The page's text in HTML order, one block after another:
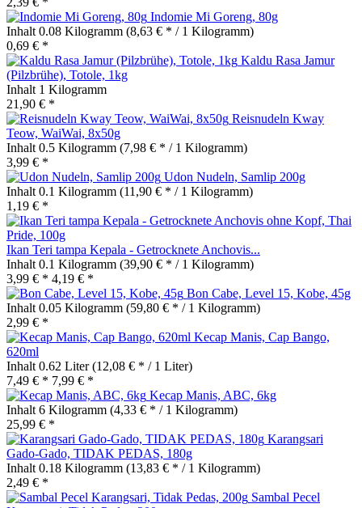
Indomie Mi Goreng, 80g
Inhalt 0.08 Kilogramm (8,63 € * / 1 Kilogramm)
0,69 € *
Kaldu Rasa Jamur
(Pilzbrühe), Totole, 1kg
Inhalt 1 Kilogramm
21,90 € *
Reisnudeln Kway
Teow, WaiWai, 8x50g
Inhalt 0.5 Kilogramm (7,98 € * / 1 Kilogramm)
3,99 € *
Udon Nudeln, Samlip 200g
Inhalt 0.1 Kilogramm (11,90 € * / 1 Kilogramm)
1,19 € *
Ikan Teri tampa Kepala - Getrocknete Anchovis...
Inhalt 0.1 Kilogramm (39,90 € * / 1 Kilogramm)
3,99 € * 4,19 € *
Bon Cabe, Level 15, Kobe, 45g
Inhalt 0.05 Kilogramm (59,80 € * / 1 Kilogramm)
2,99 € *
Kecap Manis, Cap Bango,
620ml
Inhalt 0.62 Liter(12,08 € * / 1 Liter)
7,49 € * 7,99 € *
Kecap Manis, ABC, 6kg
Inhalt 6 Kilogramm (4,33 € * / 1 Kilogramm)
25,99 € *
Karangsari
Gado-Gado, TIDAK PEDAS, 180g
Inhalt 0.18 Kilogramm (13,83 € * / 1 Kilogramm)
2,49 € *
Sambal Pecel